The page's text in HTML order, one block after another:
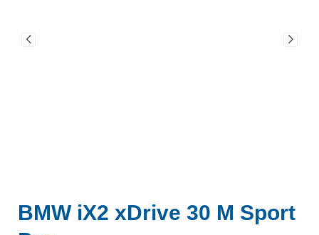
BMW iX2 xDrive 30 M Sport